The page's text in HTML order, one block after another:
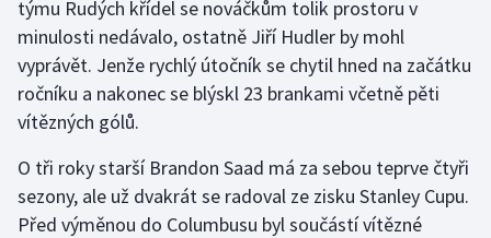
týmu Rudých křídel se nováčkům tolik prostoru v
minulosti nedávalo, ostatně Jiří Hudler by mohl
vyprávět. Jenže rychlý útočník se chytil hned na začátku
ročníku a nakonec se blýskl 23 brankami včetně pěti
vítězných gólů.
O tři roky starší Brandon Saad má za sebou teprve čtyři
sezony, ale už dvakrát se radoval ze zisku Stanley Cupu.
Před výměnou do Columbusu byl součástí vítězné